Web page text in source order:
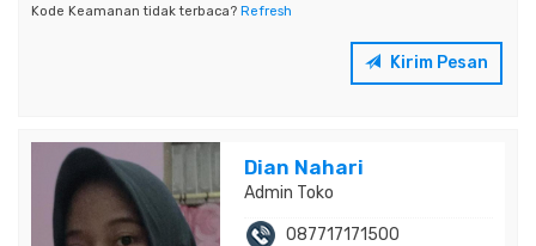
Kode Keamanan tidak terbaca? Refresh
Kirim Pesan
Dian Nahari
Admin Toko
087717171500